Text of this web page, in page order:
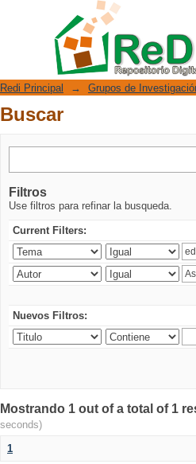
Repositorio Digital
Redi Principal → Grupos de
Buscar
Filtros
Use filtros para refinar la busqueda.
Current Filters:
Nuevos Filtros:
Mostrando 1 out of a total of 1
seconds)
1